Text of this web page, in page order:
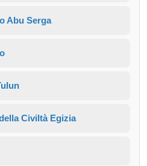
Abu Serga
Civiltà Egizia